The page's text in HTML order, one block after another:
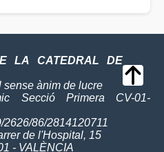
LA CATEDRAL DE
ànim de lucre
Secció Primera CV-01-
2626/86/2814120711
de l'Hospital, 15
- VALÈNCIA